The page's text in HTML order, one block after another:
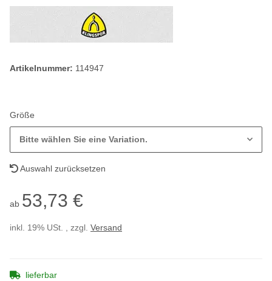
Artikelnummer: 114947
Größe
Bitte wählen Sie eine Variation.
Auswahl zurücksetzen
ab 53,73 €
inkl. 19% USt. , zzgl. Versand
lieferbar